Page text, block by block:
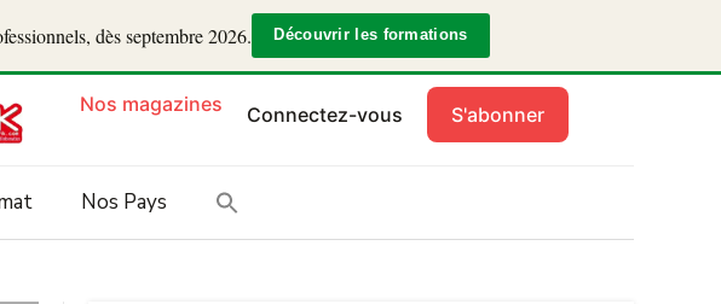
dès septembre 2026. Découvrir les formations
Nos magazines Connectez-vous S'abonner
Nos Pays